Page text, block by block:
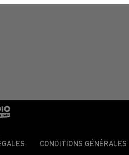
CONDITIONS GÉNÉRALES